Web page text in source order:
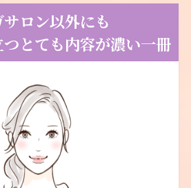
サロン以外にも
つとても内容が濃い一冊